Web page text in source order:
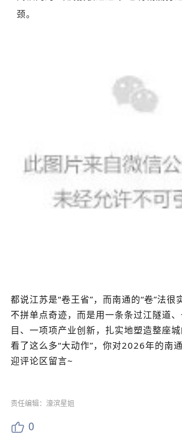
颈。
都说江苏是“卷王省”，而南通的“卷”法很
不拼单点奇迹，而是用一条条过江隧道
目、一项项产业创新，扎实地塑造整座城
看了这么多“大动作”，你对2026年的南
迎评论区留言~
责任编辑：濠滨星姐
0